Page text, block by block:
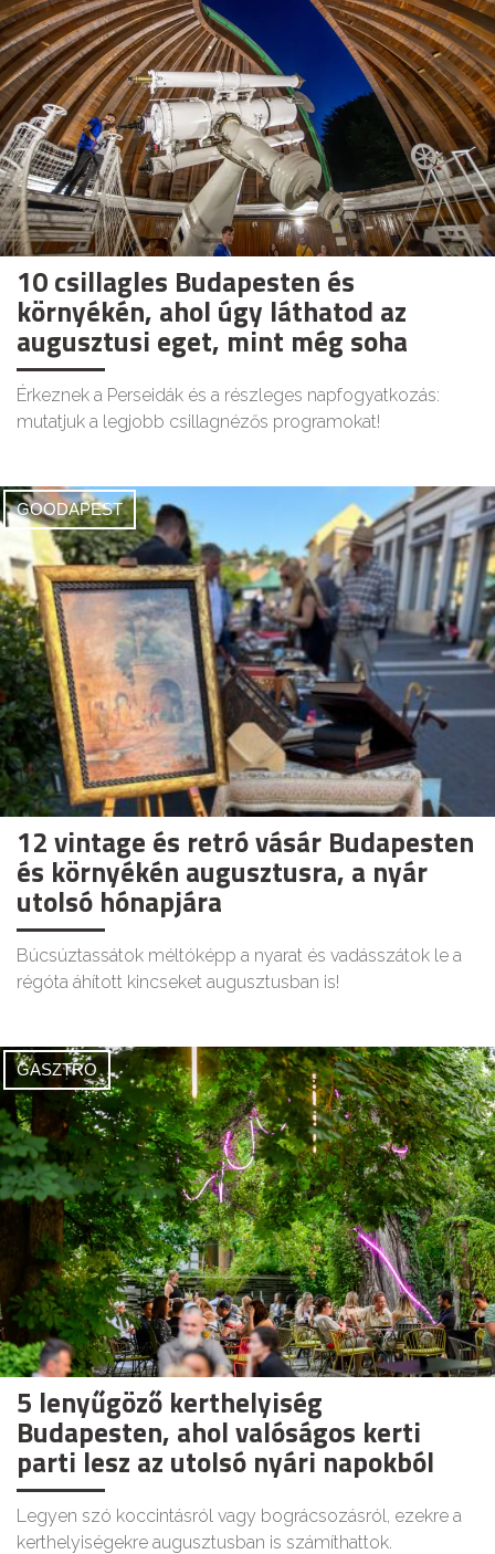
10 csillagles Budapesten és
környékén, ahol úgy láthatod az
augusztusi eget, mint még soha
Érkeznek a Perseidák és a részleges napfogyatkozás:
mutatjuk a legjobb csillagnézős programokat!
GOODAPEST
12 vintage és retró vásár Budapesten
és környékén augusztusra, a nyár
utolsó hónapjára
Búcsúztassátok méltóképp a nyarat és vadásszátok le a
régóta áhított kincseket augusztusban is!
GASZTRO
5 lenyűgöző kerthelyiség
Budapesten, ahol valóságos kerti
parti lesz az utolsó nyári napokból
Legyen szó koccintásról vagy bográcsozásról, ezekre a
kerthelyiségekre augusztusban is számíthattok.